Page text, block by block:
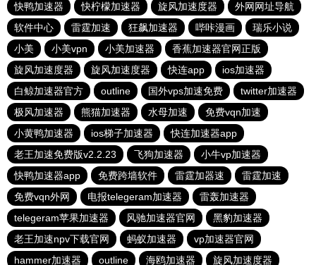
快鸭加速器
快柠檬加速器 旋风加速度器
外网网址导航
软件中心
雷霆加速 狂飙加速器 哔咔漫画
瑞乐小说
小美
小美vpn 小美加速器
香蕉加速器官网正版
旋风加速度器
旋风加速度器 快连app
ios加速器
白鲸加速器官方
outline 国外vps加速免费
twitter加速器
极风加速器
熊猫加速器 水母加速
免费vqn加速
小黄鸭加速器
ios梯子加速器
快连加速器app
老王加速免费版v2.2.23
飞狗加速器
小牛vp加速器
快鸭加速器app
免费跨墙软件 雷霆加器速
雷霆加速
免费vqn外网
电报telegeram加速器
雷轰加速器
telegeram苹果加速器
风驰加速器官网
黑豹加速器
老王加速npv下载官网
蚂蚁加速器
vp加速器官网
hammer加速器
outline 海鸥加速器 旋风加速度器